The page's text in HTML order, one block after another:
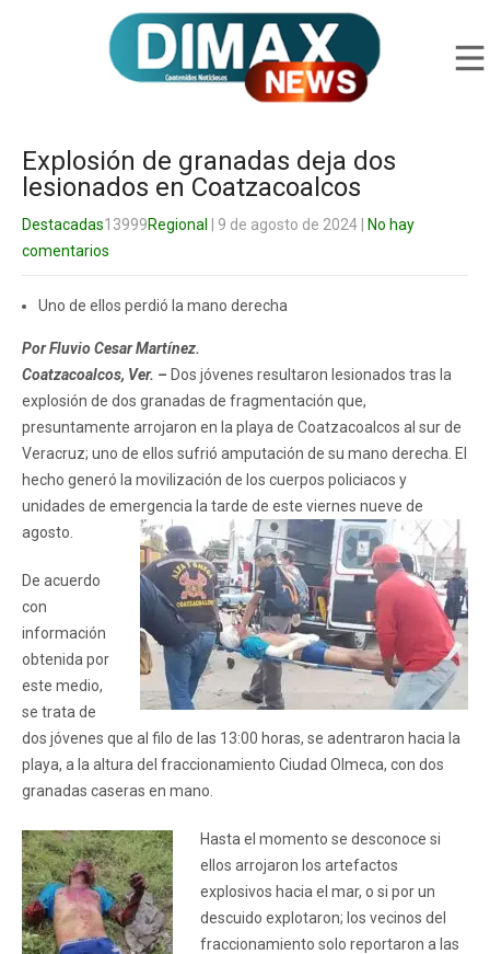
Explosión de granadas deja dos
lesionados en Coatzacoalcos
Destacadas13999Regional | 9 de agosto de 2024
No hay
comentarios
Uno de ellos perdió la mano derecha
Por Fluvio Cesar Martínez.
Coatzacoalcos, Ver. – Dos jóvenes resultaron lesionados tras la
explosión de dos granadas de fragmentación que,
presuntamente arrojaron en la playa de Coatzacoalcos al sur de
Veracruz; uno de ellos sufrió amputación de su mano derecha. El
hecho generó la movilización de los cuerpos policiacos y
unidades de emergencia la tarde de este viernes nueve de
agosto.
De acuerdo
con
información
obtenida por
este medio,
se trata de
dos jóvenes que al filo de las 13:00 horas, se adentraron hacia la
playa, a la altura del fraccionamiento Ciudad Olmeca, con dos
granadas caseras en mano.
Hasta el momento se desconoce si
ellos arrojaron los artefactos
explosivos hacia el mar, o si por un
descuido explotaron; los vecinos del
fraccionamiento solo reportaron a las